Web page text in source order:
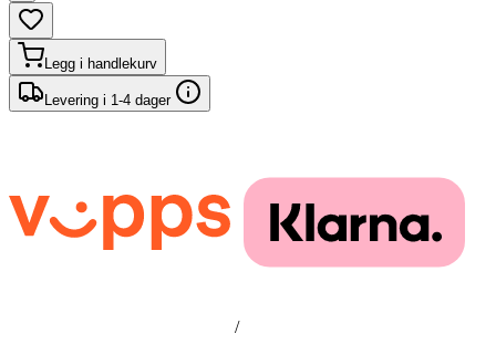
Legg i handlekurv
Levering i 1-4 dager
/